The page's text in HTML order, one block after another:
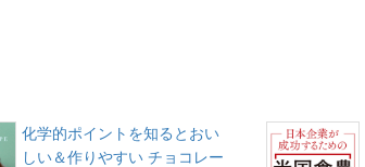
化学的ポイントを知るとおい
しい＆作りやすい チョコレー